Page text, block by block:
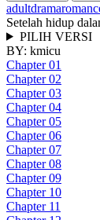
adultdrama
Setelah hidup
PILIH VERSI
BY: kmicu
Chapter 01
Chapter 02
Chapter 03
Chapter 04
Chapter 05
Chapter 06
Chapter 07
Chapter 08
Chapter 09
Chapter 10
Chapter 11